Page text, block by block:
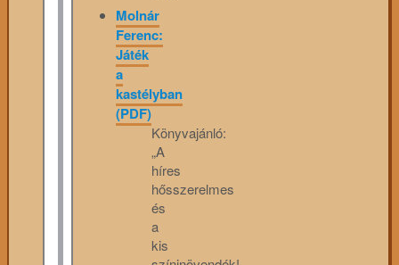
Molnár
Ferenc:
Játék
a
kastélyban
(PDF)
Könyvajánló:
„A
híres
hősszerelmes
és
a
kis